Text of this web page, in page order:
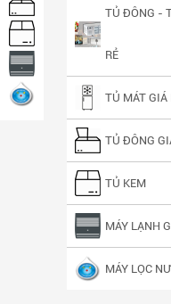
TỦ ĐÔNG -
RẺ
TỦ MÁT GIÁ
TỦ ĐÔNG
TỦ KEM
MÁY LẠNH
MÁY LỌC